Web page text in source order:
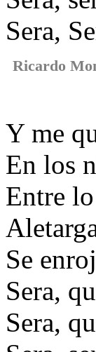
Sera,
Ricardo
Y me
En los
Entre
Se
Sera,
Sera,